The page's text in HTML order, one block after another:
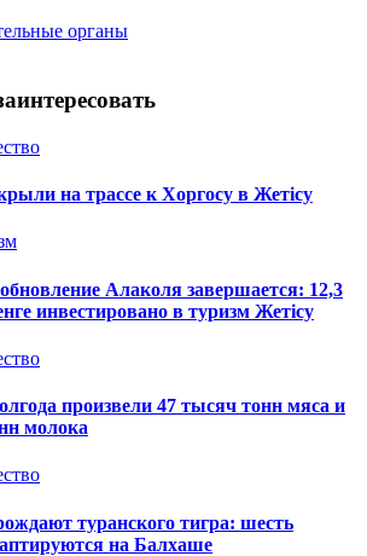
органы
на трассе к Хоргосу в Жетісу
Алаколя завершается: 12,3
инвестировано в туризм Жетісу
произвели 47 тысяч тонн мяса и
молока
туранского тигра: шесть
на Балхаше